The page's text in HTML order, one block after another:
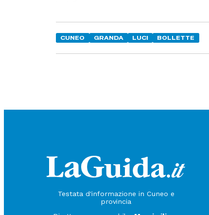
CUNEO GRANDA LUCI BOLLETTE
Testata d'informazione in Cuneo e
provincia